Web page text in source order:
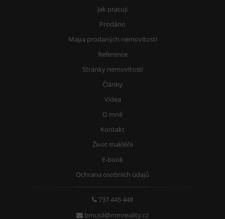
Jak pracuji
Prodáno
Mapa prodaných nemovitostí
Reference
Stránky nemovitostí
Články
Videa
O mně
Kontakt
Život makléře
E-book
Ochrana osobních údajů
737 445 449
bmusil@mmreality.cz